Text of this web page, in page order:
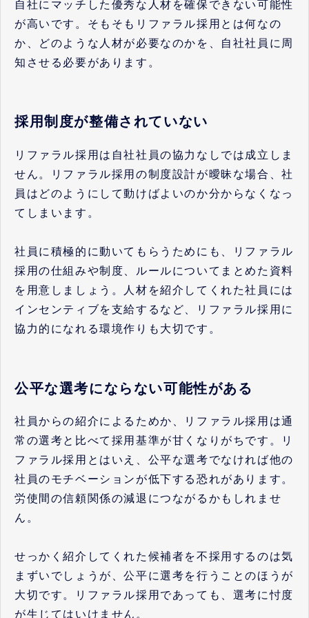
自社にマッチした優秀な人材を確保できない可能性
が高いです。そもそもリファラル採用とは何なの
か、どのような人材が必要なのかを、自社社員に周
知させる必要があります。
採用制度が整備されていない
リファラル採用は自社社員の協力なしでは成立しま
せん。リファラル採用の制度設計が曖昧な場合、社
員はどのようにして動けばよいのか分からなくなっ
てしまいます。
社員に積極的に動いてもらうためにも、リファラル
採用の仕組みや制度、ルールについてまとめた資料
を用意しましょう。人材を紹介してくれた社員には
インセンティブを支給するなど、リファラル採用に
協力的になれる環境作りも大切です。
公平な選考にならない可能性がある
社員からの紹介によるためか、リファラル採用は通
常の選考と比べて採用基準が甘くなりがちです。リ
ファラル採用とはいえ、公平な選考でなければ他の
社員のモチベーションが低下する恐れがあります。
労使間の信頼関係の減退につながるかもしれませ
ん。
せっかく紹介してくれた候補者を不採用するのは気
まずいでしょうが、公平に選考を行うことのほうが
大切です。リファラル採用であっても、選考に忖度
が生じてはいけません。